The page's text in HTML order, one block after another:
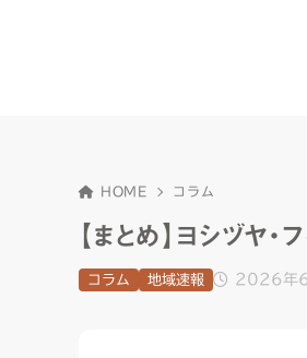
HOME コラム
【まとめ】ヨシヅヤ
2026年
コラム 地域速報